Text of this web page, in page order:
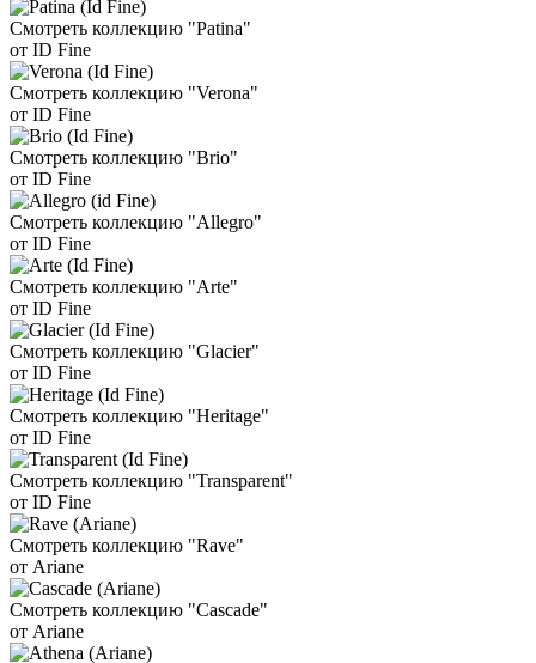
Смотреть коллекцию "Patina"
от ID Fine
Смотреть коллекцию "Verona"
от ID Fine
Смотреть коллекцию "Brio"
от ID Fine
Смотреть коллекцию "Allegro"
от ID Fine
Смотреть коллекцию "Arte"
от ID Fine
Смотреть коллекцию "Glacier"
от ID Fine
Смотреть коллекцию "Heritage"
от ID Fine
Смотреть коллекцию "Transparent"
от ID Fine
Смотреть коллекцию "Rave"
от Ariane
Смотреть коллекцию "Cascade"
от Ariane